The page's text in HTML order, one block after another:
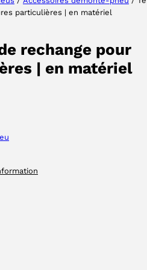
particulières | en matériel
rechange pour
| en matériel